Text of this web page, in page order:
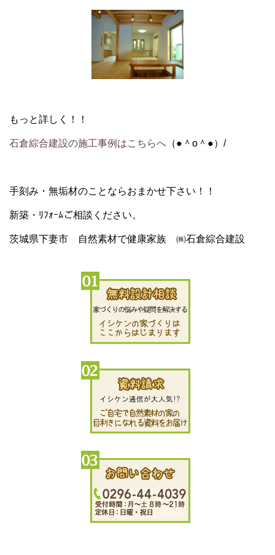
もっと詳しく！！
石倉綜合建設の施工事例はこちらへ （●＾o＾●）/
手刻み・無垢材のことならおまかせ下さい！！
新築・ﾘﾌｫｰﾑご相談ください。
茨城県下妻市 自然素材で健康家族 ㈱石倉綜合建設